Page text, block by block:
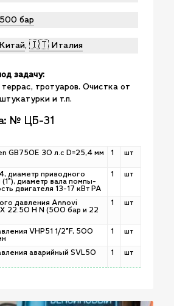
бар
, 🇮🇹 Италия
задачу:
тротуаров. Очистка от
и т.п.
№ ЦБ-31
GB750E 30 л.с D=25,4 мм
1 шт
диаметр приводного
диаметр вала помпы-
двигателя 13-17 кВт РА
1 шт
давления Annovi
22.50 H N (500 бар и 22
1 шт
VHP51 1/2"F, 500
1 шт
аварийный SVL50
1 шт